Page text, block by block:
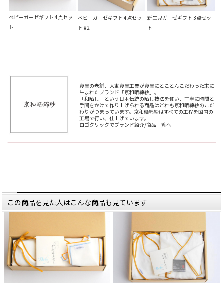
ベビーガーゼギフト 4点セッ
ト
ベビーガーゼギフト 4点セッ
ト #2
新生児ガーゼギフト 3点セッ
ト
寝具の老舗、大東寝具工業が寝具にとことんこだわった末に
生まれたブランド「京和晒綿紗」。
「和晒し」という日本伝統の晒し技法を使い、丁寧に時間と
手間をかけて作り上げられる商品はどれも京和晒綿紗のこだ
わりがつまっています。京和晒綿紗はすべての工程を国内の
工場で行い、仕上げています。
ロゴクリックでブランド紹介/商品一覧へ
この商品を見た人はこんな商品も見ています